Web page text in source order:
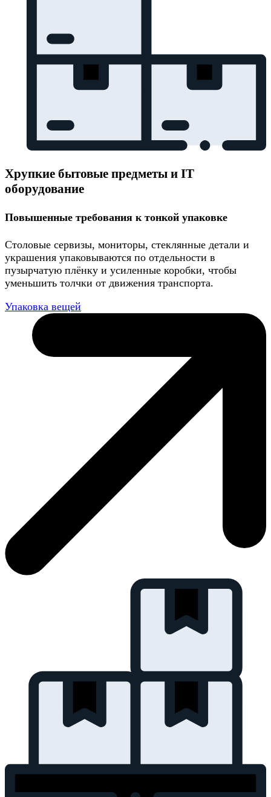
Хрупкие бытовые предметы и IT
оборудование
Повышенные требования к тонкой упаковке
Столовые сервизы, мониторы, стеклянные детали и
украшения упаковываются по отдельности в
пузырчатую плёнку и усиленные коробки, чтобы
уменьшить толчки от движения транспорта.
Упаковка вещей